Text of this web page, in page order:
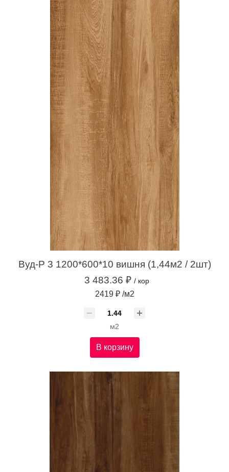
Вуд-Р 3 1200*600*10 вишня (1,44м2 / 2шт)
3 483.36 ₽ / кор
2419 ₽ /м2
м2
В корзину